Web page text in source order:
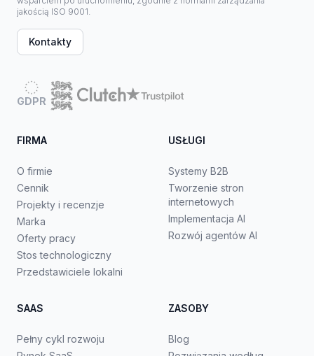
jakością ISO 9001.
Kontakty
GDPR
FIRMA
O firmie
Cennik
Projekty i recenzje
Marka
Oferty pracy
Stos technologiczny
Przedstawiciele lokalni
USŁUGI
Systemy B2B
Tworzenie stron
internetowych
Implementacja AI
Rozwój agentów AI
SAAS
Pełny cykl rozwoju
ZASOBY
Blog